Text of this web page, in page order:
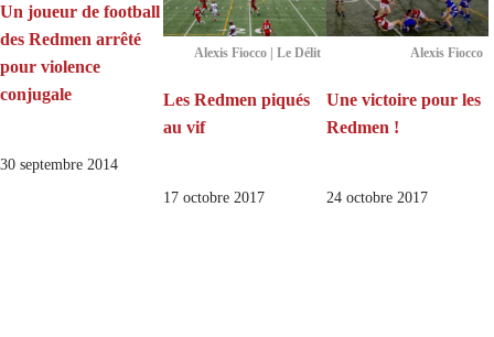
Un joueur de football
des Redmen arrêté
pour violence
conjugale
30 septembre 2014
Alexis Fiocco | Le Délit
Les Redmen piqués
au vif
17 octobre 2017
Alexis Fiocco
Une victoire pour les
Redmen !
24 octobre 2017